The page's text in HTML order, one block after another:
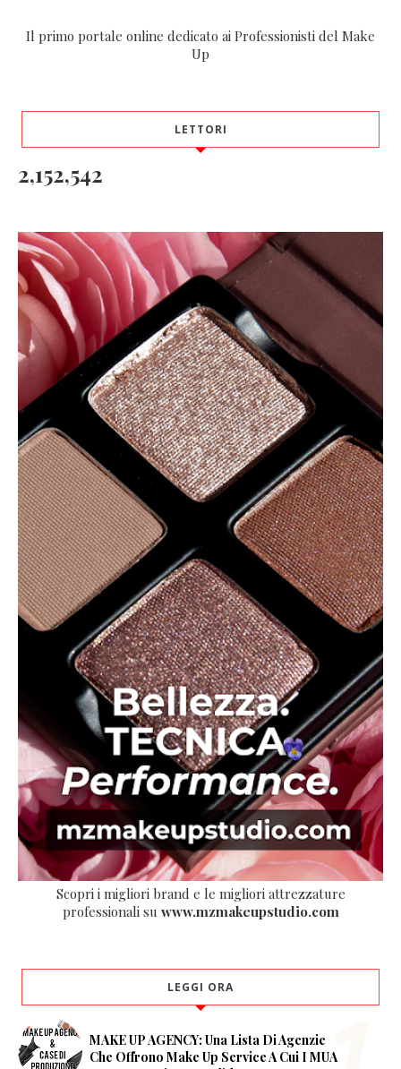
Il primo portale online dedicato ai Professionisti del Make
Up
LETTORI
2,152,542
Scopri i migliori brand e le migliori attrezzature
professionali su www.mzmakeupstudio.com
LEGGI ORA
MAKE UP AGENCY: Una Lista Di Agenzie
Che Offrono Make Up Service A Cui I MUA